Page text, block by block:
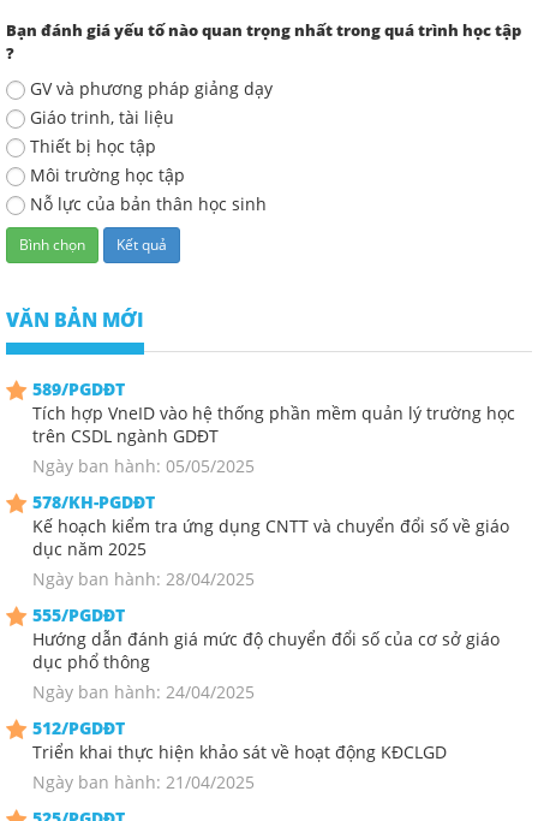
Bạn đánh giá yếu tố nào quan trọng nhất trong quá trình học tập
?
GV và phương pháp giảng dạy
Giáo trinh, tài liệu
Thiết bị học tập
Môi trường học tập
Nỗ lực của bản thân học sinh
VĂN BẢN MỚI
589/PGDĐT
Tích hợp VneID vào hệ thống phần mềm quản lý trường học
trên CSDL ngành GDĐT
Ngày ban hành: 05/05/2025
578/KH-PGDĐT
Kế hoạch kiểm tra ứng dụng CNTT và chuyển đổi số về giáo
dục năm 2025
Ngày ban hành: 28/04/2025
555/PGDĐT
Hướng dẫn đánh giá mức độ chuyển đổi số của cơ sở giáo
dục phổ thông
Ngày ban hành: 24/04/2025
512/PGDĐT
Triển khai thực hiện khảo sát về hoạt động KĐCLGD
Ngày ban hành: 21/04/2025